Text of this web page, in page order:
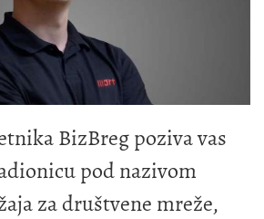
BizBreg poziva vas
pod nazivom
za društvene mreže,